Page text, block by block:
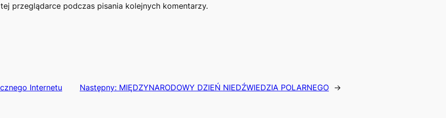
przeglądarce podczas pisania kolejnych komentarzy.
Internetu Następny: MIĘDZYNARODOWY DZIEŃ NIEDŹWIEDZIA POLARNEGO →